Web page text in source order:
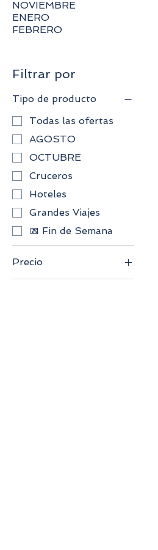
NOVIEMBRE
ENERO
FEBRERO
Filtrar por
Tipo de producto
Todas las ofertas
AGOSTO
OCTUBRE
Cruceros
Hoteles
Grandes Viajes
📅 Fin de Semana
Precio